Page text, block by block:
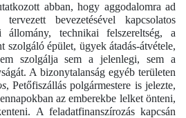
abban, hogy aggodalomra ad
bevezetésével kapcsolatos
állomány, technikai felszereltség, a
szolgáló épület, ügyek átadás-átvétele,
szolgálja sem a jelenlegi, sem a
A bizonytalanság egyéb területen
, Petőfiszállás polgármestere is jelezte,
az emberekbe lelket önteni,
A feladatfinanszírozás kapcsán